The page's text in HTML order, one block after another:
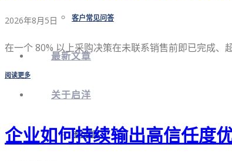
客户常见问答
最新文章
关于启洋
核心团队
2026年8月5日
在一个 80% 以上采购决策在未联系销售前即已完成、
阅读更多
企业如何持续输出高信任度